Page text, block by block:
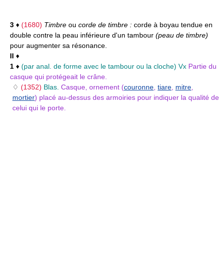
3 ♦ (1680) Timbre ou corde de timbre : corde à boyau tendue en
double contre la peau inférieure d'un tambour (peau de timbre)
pour augmenter sa résonance.
II ♦
1 ♦ (par anal. de forme avec le tambour ou la cloche) Vx Partie du
casque qui protégeait le crâne.
♢ (1352) Blas. Casque, ornement (couronne tiare mitre
mortier) placé au-dessus des armoiries pour indiquer la qualité de
celui qui le porte.